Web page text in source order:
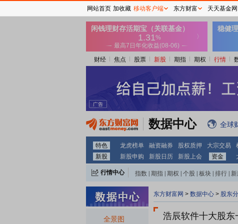
财经 焦点 股票 新股 期指 期权 行情
数据中心 全球
特色 龙虎榜单 融资融券 股权质押 大宗交易
新股
新股申购 新股日历 新股上会 资金
行情中心 指数 期指 期权 个股 板块 排行
全景图
东方财富网 > 数据中心 > 股东
浩辰软件十大股东
网站首页 加收藏 移动客户端 东方财富 天天基金网